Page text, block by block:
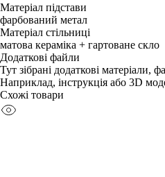
Матеріал підстави
фарбований метал
Матеріал стільниці
матова кераміка + гартоване скло
Додаткові файли
Тут зібрані додаткові матеріали,
Наприклад, інструкція або 3D
Схожі товари